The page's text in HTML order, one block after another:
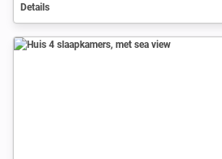
Details